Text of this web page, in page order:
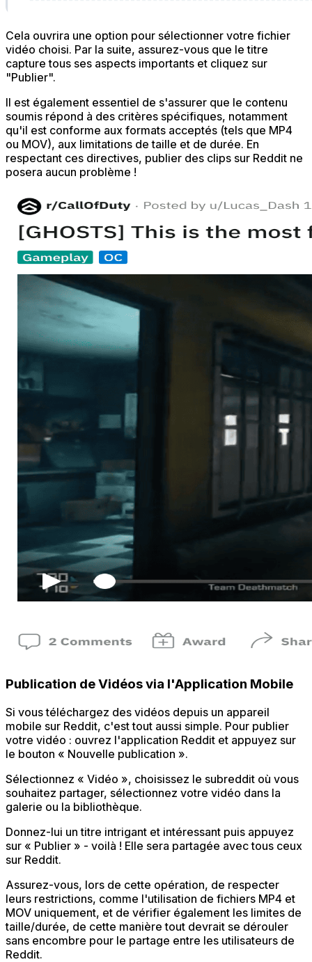
Cela ouvrira une option pour sélectionner votre fichier
vidéo choisi. Par la suite, assurez-vous que le titre
capture tous ses aspects importants et cliquez sur
"Publier".
Il est également essentiel de s'assurer que le contenu
soumis répond à des critères spécifiques, notamment
qu'il est conforme aux formats acceptés (tels que MP4
ou MOV), aux limitations de taille et de durée. En
respectant ces directives, publier des clips sur Reddit ne
posera aucun problème !
Publication de Vidéos via l'Application Mobile
Si vous téléchargez des vidéos depuis un appareil
mobile sur Reddit, c'est tout aussi simple. Pour publier
votre vidéo : ouvrez l'application Reddit et appuyez sur
le bouton « Nouvelle publication ».
Sélectionnez « Vidéo », choisissez le subreddit où vous
souhaitez partager, sélectionnez votre vidéo dans la
galerie ou la bibliothèque.
Donnez-lui un titre intrigant et intéressant puis appuyez
sur « Publier » - voilà ! Elle sera partagée avec tous ceux
sur Reddit.
Assurez-vous, lors de cette opération, de respecter
leurs restrictions, comme l'utilisation de fichiers MP4 et
MOV uniquement, et de vérifier également les limites de
taille/durée, de cette manière tout devrait se dérouler
sans encombre pour le partage entre les utilisateurs de
Reddit.